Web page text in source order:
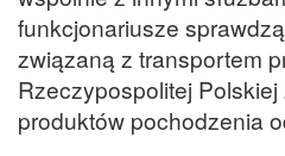
funkcjonariusze
związaną z transportem
Rzeczypospolitej
produktów pochodzenia